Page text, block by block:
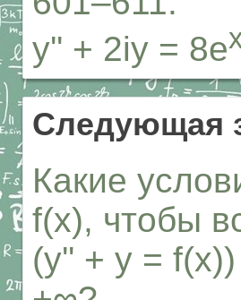
y'' + 2iy = 8e
Следующая
Какие
f(x), чтобы
(y'' + y =